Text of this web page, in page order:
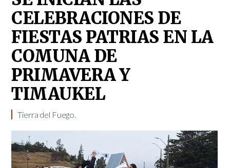
CELEBRACIONES DE
FIESTAS PATRIAS EN LA
COMUNA DE
PRIMAVERA Y
TIMAUKEL
Tierra del Fuego. ​